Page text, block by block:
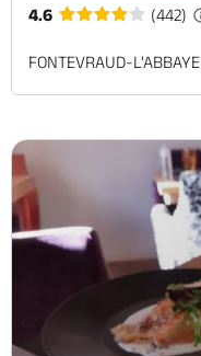
4.6
(442)
FONTEVRAUD-L'ABBAYE